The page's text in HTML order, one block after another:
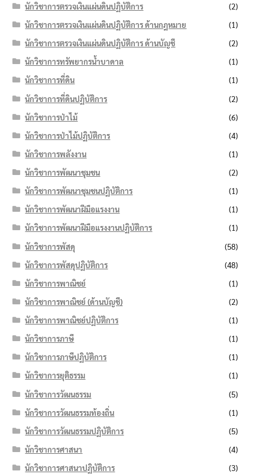
นักวิชาการตรวจเงินแผ่นดินปฏิบัติการ
(2)
นักวิชาการตรวจเงินแผ่นดินปฏิบัติการ ด้านกฎหมาย
(1)
นักวิชาการตรวจเงินแผ่นดินปฏิบัติการ ด้านบัญชี
(2)
นักวิชาการทรัพยากรน้ำบาดาล
(1)
นักวิชาการที่ดิน
(1)
นักวิชาการที่ดินปฏิบัติการ
(2)
นักวิชาการป่าไม้
(6)
นักวิชาการป่าไม้ปฏิบัติการ
(4)
นักวิชาการพลังงาน
(1)
นักวิชาการพัฒนาชุมชน
(2)
นักวิชาการพัฒนาชุมชนปฏิบัติการ
(1)
นักวิชาการพัฒนาฝีมือแรงงาน
(1)
นักวิชาการพัฒนาฝีมือแรงงานปฏิบัติการ
(1)
นักวิชาการพัสดุ
(58)
นักวิชาการพัสดุปฏิบัติการ
(48)
นักวิชาการพาณิชย์
(1)
นักวิชาการพาณิชย์ (ด้านบัญชี)
(2)
นักวิชาการพาณิชย์ปฏิบัติการ
(1)
นักวิชาการภาษี
(1)
นักวิชาการภาษีปฏิบัติการ
(1)
นักวิชาการยุติธรรม
(1)
นักวิชาการวัฒนธรรม
(5)
นักวิชาการวัฒนธรรมท้องถิ่น
(1)
นักวิชาการวัฒนธรรมปฏิบัติการ
(5)
นักวิชาการศาสนา
(4)
นักวิชาการศาสนาปฏิบัติการ
(3)